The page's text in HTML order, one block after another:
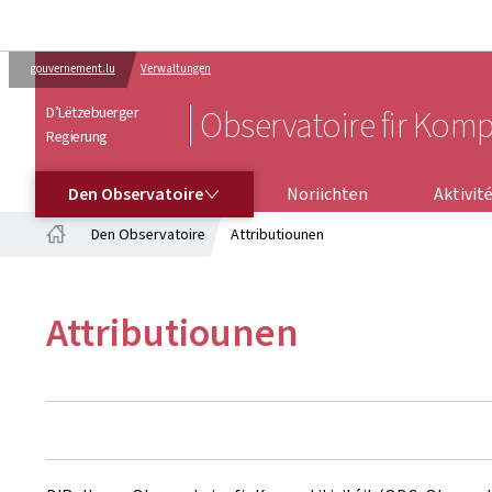
gouvernement.lu Verwaltungen
D’Lëtzebuerger
Regierung
Observatoire fir
Den Observatoire Noriichten
Den Observatoire Attributiounen
Attributiounen